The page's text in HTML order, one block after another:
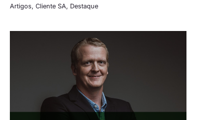
Artigos, Cliente SA, Destaque